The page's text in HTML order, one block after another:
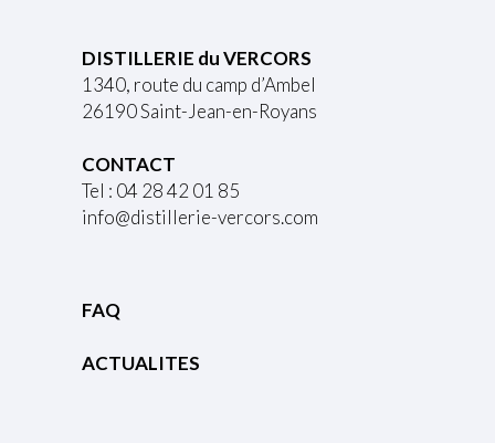
DISTILLERIE du VERCORS
1340, route du camp d’Ambel
26190 Saint-Jean-en-Royans
CONTACT
Tel : 04 28 42 01 85
info@distillerie-vercors.com
FAQ
ACTUALITES